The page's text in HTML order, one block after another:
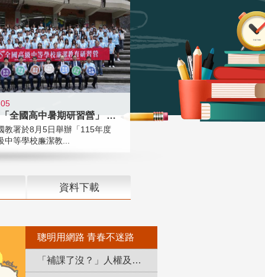
國教署「全國高中暑期研習營」 以多
教署於8月5日舉辦「115年度
中等學校廉潔教...
資料下載
聰明用網路 青春不迷路
「補課了沒？」人權及轉型正義教育專區